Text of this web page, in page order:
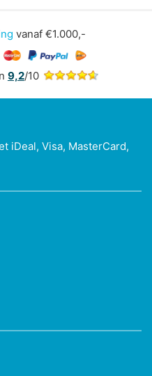
vanaf €1.000,-
9,2/10
iDeal, Visa, MasterCard,